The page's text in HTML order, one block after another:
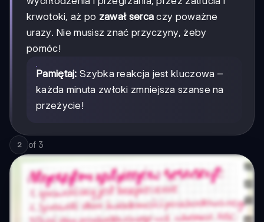
krwotoki, aż po zawał serca czy poważne
urazy. Nie musisz znać przyczyny, żeby
pomóc!
Pamiętaj: Szybka reakcja jest kluczowa –
każda minuta zwłoki zmniejsza szanse na
przeżycie!
2 of 3